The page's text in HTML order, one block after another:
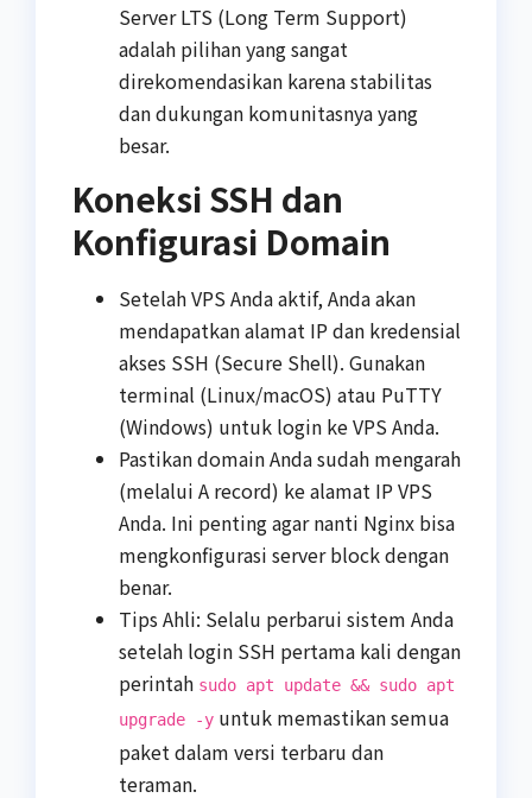
Server LTS (Long Term Support)
adalah pilihan yang sangat
direkomendasikan karena stabilitas
dan dukungan komunitasnya yang
besar.
Koneksi SSH dan
Konfigurasi Domain
Setelah VPS Anda aktif, Anda akan
mendapatkan alamat IP dan kredensial
akses SSH (Secure Shell). Gunakan
terminal (Linux/macOS) atau PuTTY
(Windows) untuk login ke VPS Anda.
Pastikan domain Anda sudah mengarah
(melalui A record) ke alamat IP VPS
Anda. Ini penting agar nanti Nginx bisa
mengkonfigurasi server block dengan
benar.
Tips Ahli: Selalu perbarui sistem Anda
setelah login SSH pertama kali dengan
perintah sudo apt update && sudo apt
upgrade -y untuk memastikan semua
paket dalam versi terbaru dan
teraman.